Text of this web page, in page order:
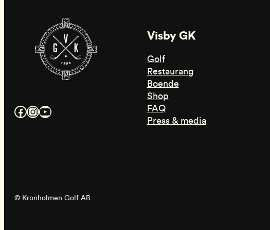
Facebook InstagramYouTube
Visby GK
Golf
Restaurang
Boende
Shop
FAQ
Press & media
© Kronholmen Golf AB